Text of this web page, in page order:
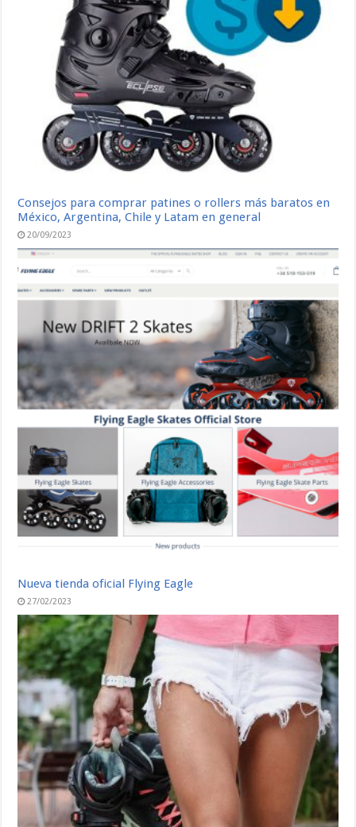
Consejos para comprar patines o rollers más baratos en
México, Argentina, Chile y Latam en general
20/09/2023
Nueva tienda oficial Flying Eagle
27/02/2023